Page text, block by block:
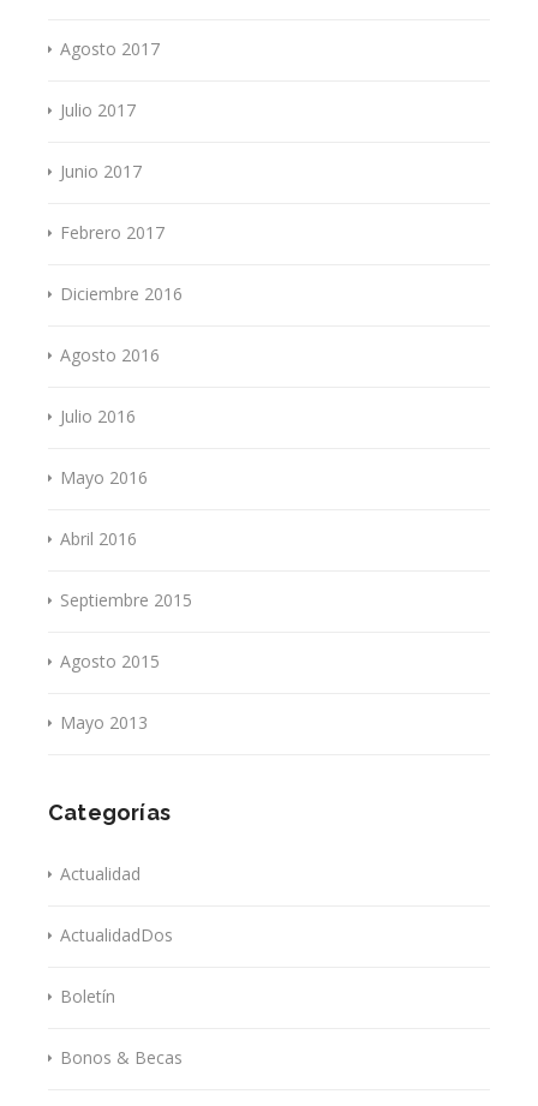
Agosto 2017
Julio 2017
Junio 2017
Febrero 2017
Diciembre 2016
Agosto 2016
Julio 2016
Mayo 2016
Abril 2016
Septiembre 2015
Agosto 2015
Mayo 2013
Categorías
Actualidad
ActualidadDos
Boletín
Bonos & Becas